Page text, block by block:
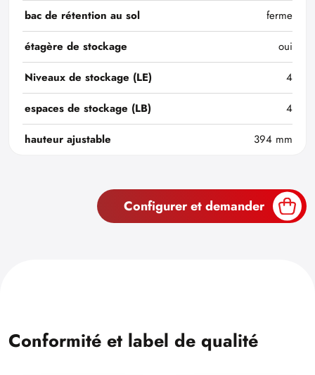
bac de rétention au sol
ferme
étagère de stockage
oui
Niveaux de stockage (LE)
4
espaces de stockage (LB)
4
hauteur ajustable
394 mm
Configurer et demander
Conformité et label de qualité